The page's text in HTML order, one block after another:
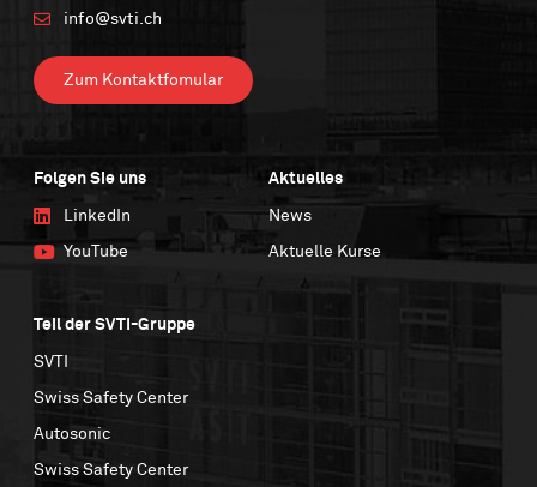
info@svti.ch
Zum Kontaktfomular
Folgen Sie uns
LinkedIn
YouTube
Teil der SVTI-Gruppe
SVTI
Swiss Safety Center
Autosonic
Swiss Safety Center
Aktuelles
News
Aktuelle Kurse